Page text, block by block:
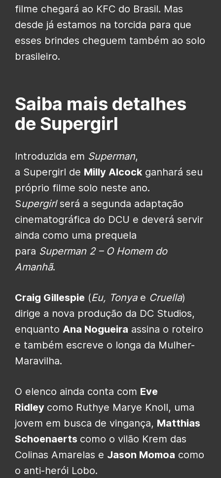
filme chegará ao KFC do Brasil. Mas
desde já estamos na torcida para que
esses brindes cheguem também ao solo
brasileiro.
Saiba mais detalhes
de Supergirl
Introduzida em Superman,
a Supergirl de Milly Alcock ganhará seu
próprio filme solo neste ano.
Supergirlserá a segunda adaptação
cinematográfica do DCU e deverá servir
ainda como uma prequela
para Superman 2 – O Homem do
Amanhã.
Craig Gillespie (Eu, Tonya e Cruella)
dirige a nova produção da DC Studios,
enquanto Ana Nogueira assina o roteiro
e também escreve o longa da Mulher-
Maravilha.
O elenco ainda conta com Eve
Ridley como Ruthye Marye Knoll, uma
jovem em busca de vingança, Matthias
Schoenaerts como o vilão Krem das
Colinas Amarelas e Jason Momoa como
o anti-herói Lobo.